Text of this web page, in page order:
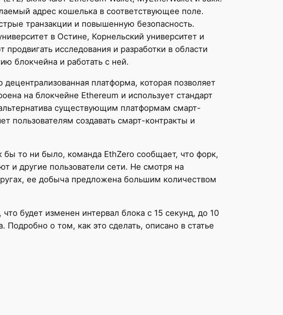
адрес кошелька в соответствующее поле.
транзакции и повышенную безопасность.
в Остине, Корнельский университет и
исследования и разработки в области
блокчейна и работать с ней.
платформа, которая позволяет
на блокчейне Ethereum и использует стандарт
существующим платформам смарт-
пользователям создавать смарт-контракты и
бы то ни было, команда EthZero сообщает, что форк,
и другие пользователи сети. Не смотря на
ее добыча предложена большим количеством
будет изменен интервал блока с 15 секунд, до 10
о том, как это сделать, описано в статье